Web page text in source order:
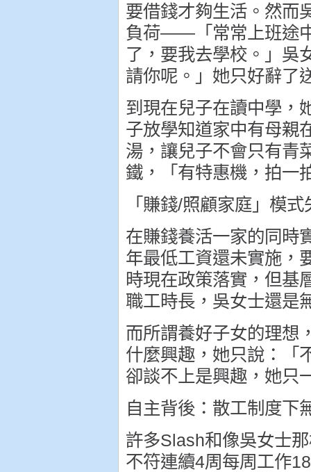
要借錢才夠生活。然而
負荷——「常常上班途
了，要我去學校。」吳
請你呢。」她只好辭了
到現在兒子在讀中學，
子放學知道家中有母親
湯，讓兒子不會只有青
鐵，「有特惠機，拍一
「賺錢/照顧家庭」模
在賺錢養活一家的同
年最低工資還未實施，
時現在政策落實，但基
職工時長，吳女士還是
而所謂養好子女的理想
什麼興趣，她只說：「
卻談不上是興趣，她只
自主背後：散工制度下
許多Slash和像吳女士
不符連續4周每周工作